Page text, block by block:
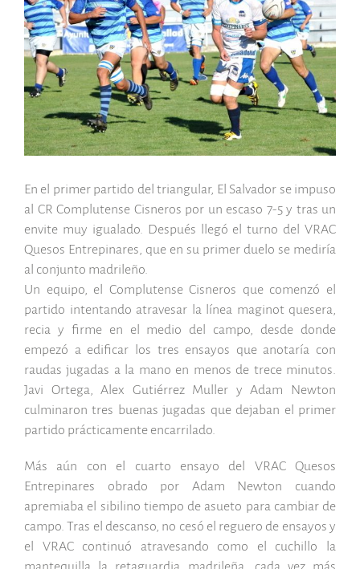
grande
En el primer partido del triangular, El Salvador se impuso
al CR Complutense Cisneros por un escaso 7-5 y tras un
envite muy igualado. Después llegó el turno del VRAC
Quesos Entrepinares, que en su primer duelo se mediría
al conjunto madrileño.
Un equipo, el Complutense Cisneros que comenzó el
partido intentando atravesar la línea maginot quesera,
recia y firme en el medio del campo, desde donde
empezó a edificar los tres ensayos que anotaría con
raudas jugadas a la mano en menos de trece minutos.
Javi Ortega, Alex Gutiérrez Muller y Adam Newton
culminaron tres buenas jugadas que dejaban el primer
partido prácticamente encarrilado.
Más aún con el cuarto ensayo del VRAC Quesos
Entrepinares obrado por Adam Newton cuando
apremiaba el sibilino tiempo de asueto para cambiar de
campo. Tras el descanso, no cesó el reguero de ensayos y
el VRAC continuó atravesando como el cuchillo la